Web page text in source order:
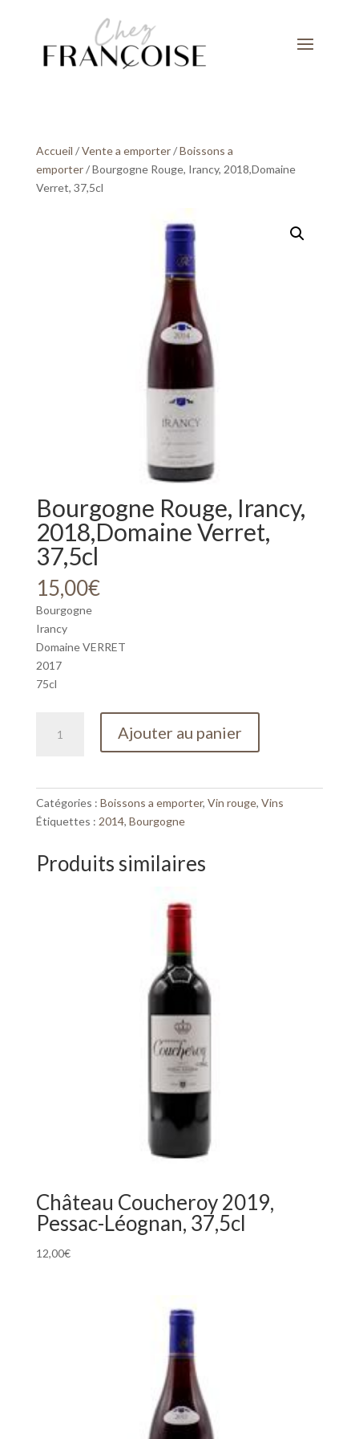
Accueil /Vente a emporter/Boissons a
emporter/ Bourgogne Rouge, Irancy, 2018,Domaine
Verret, 37,5cl
Bourgogne Rouge, Irancy,
2018,Domaine Verret,
37,5cl
15,00€
Bourgogne
Irancy
Domaine VERRET
2017
75cl
2018,Domaine
Verret,
Ajouter au panier
Catégories : Boissons a emporter, Vin rouge, Vins
Étiquettes : 2014, Bourgogne
Produits similaires
Château Coucheroy 2019,
Pessac-Léognan, 37,5cl
12,00€